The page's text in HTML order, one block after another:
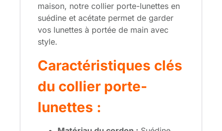
maison, notre collier porte-lunettes en
suédine et acétate permet de garder
vos lunettes à portée de main avec
style.
Caractéristiques clés
du collier porte-
lunettes :